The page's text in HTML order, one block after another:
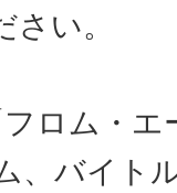
い。
ロム・
、バイト